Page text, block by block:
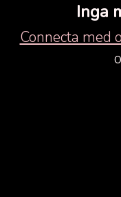
Inga
Connecta med